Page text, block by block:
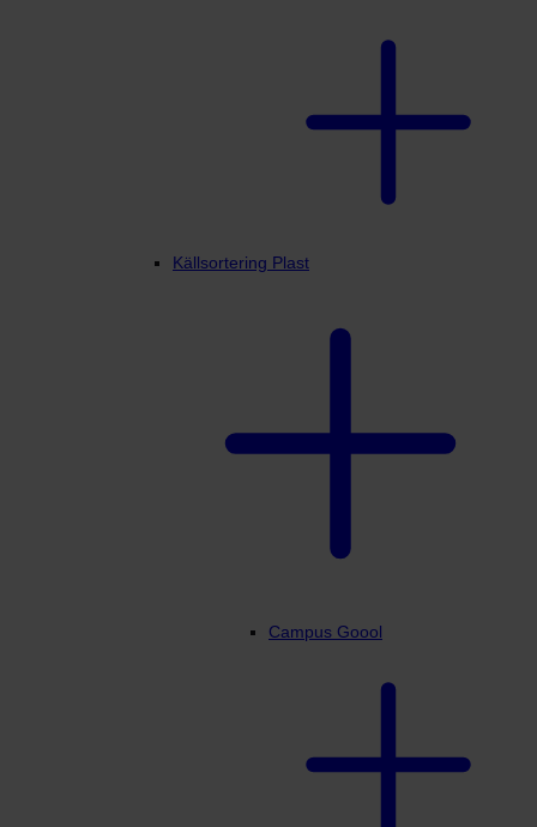
Källsortering Plast
Campus Goool